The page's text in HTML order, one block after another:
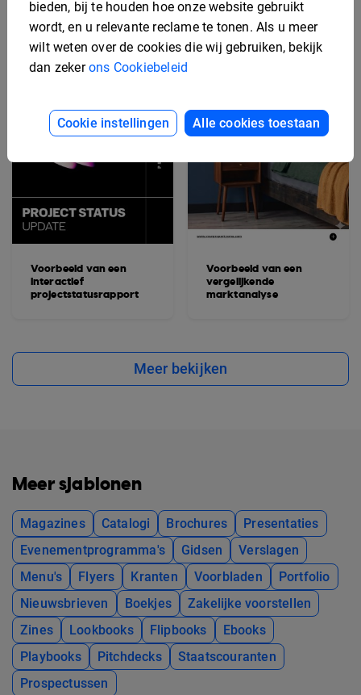
Voorbeeld van een
interactief
projectstatusrapport
Voorbeeld van een
vergelijkende
marktanalyse
Meer bekijken
Meer sjablonen
Magazines Catalogi Brochures
Presentaties
Evenementprogramma's
Gidsen
Verslagen
Menu's
Flyers Kranten Voorbladen
Portfolio
Nieuwsbrieven
Boekjes
Zakelijke voorstellen
Zines
Lookbooks Flipbooks
Ebooks
Playbooks
Pitchdecks
Staatscouranten
Prospectussen
bieden, bij te houden hoe onze website gebruikt
wordt, en u relevante reclame te tonen. Als u meer
wilt weten over de cookies die wij gebruiken, bekijk
dan zekerons Cookiebeleid
Cookie instellingen Alle cookies toestaan